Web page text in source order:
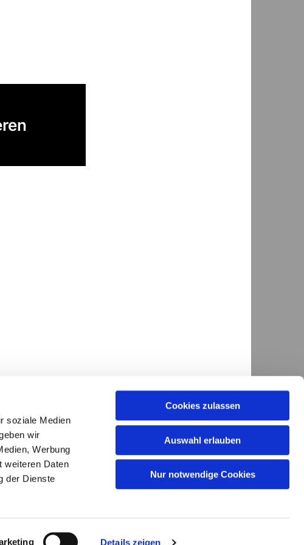
soziale Medien
wir
Werbung
weiteren Daten
der Dienste
Details zeigen
Cookies zulassen
Auswahl erlauben
Nur notwendige Cookies
GKG.Diepholz@evlka.de